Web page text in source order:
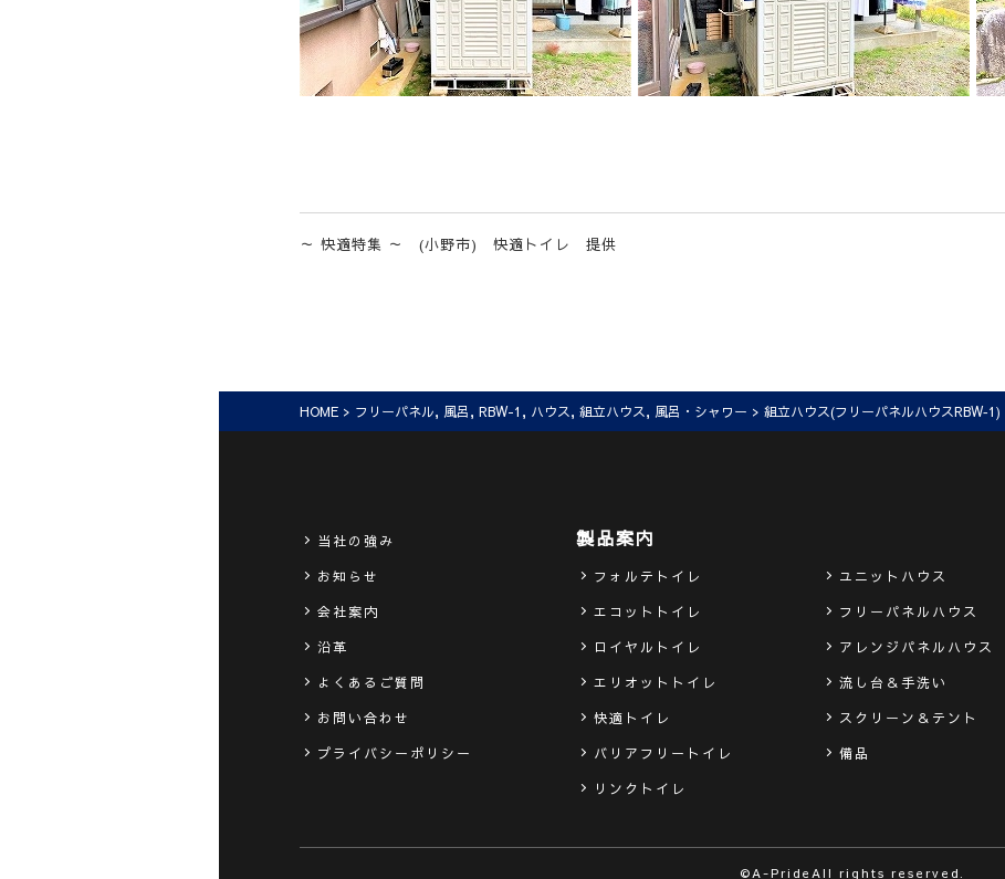
～ 快適特集 ～ (小野市) 快適トイレ 提供
HOME > フリーパネル, 風呂, RBW-1 , ハウス, 組立ハウス, 風呂・シャワー > 組立ハウス(フリーパネルハウス
当社の強み
お知らせ
会社案内
沿革
よくあるご質問
お問い合わせ
プライバシーポリシー
製品案内
フォルテトイレ
エコットトイレ
ロイヤルトイレ
エリオットトイレ
快適トイレ
バリアフリートイレ
リンクトイレ
ユニットハウス
フリーパネルハウス
アレンジパネルハウス
流し台＆手洗い
スクリーン＆テント
備品
©A-PrideAll rights reserved.